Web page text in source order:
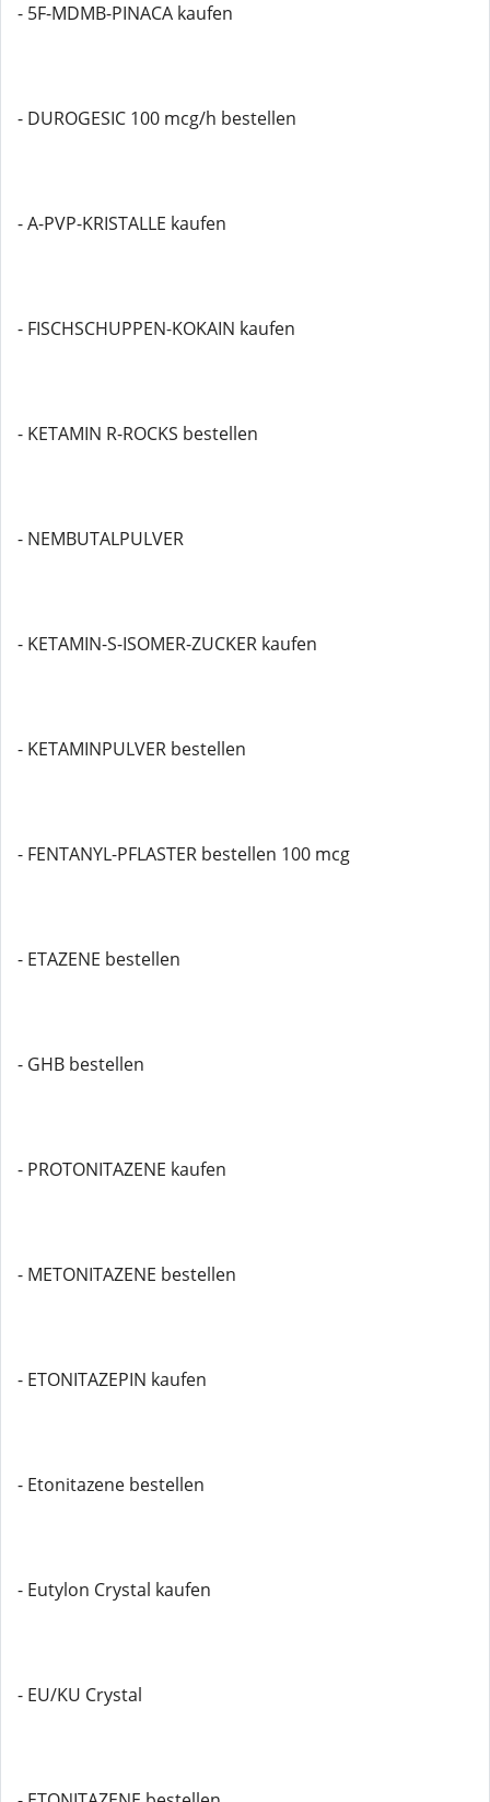
- 5F-MDMB-PINACA kaufen
- DUROGESIC 100 mcg/h bestellen
- A-PVP-KRISTALLE kaufen
- FISCHSCHUPPEN-KOKAIN kaufen
- KETAMIN R-ROCKS bestellen
- NEMBUTALPULVER
- KETAMIN-S-ISOMER-ZUCKER kaufen
- KETAMINPULVER bestellen
- FENTANYL-PFLASTER bestellen 100 mcg
- ETAZENE bestellen
- GHB bestellen
- PROTONITAZENE kaufen
- METONITAZENE bestellen
- ETONITAZEPIN kaufen
- Etonitazene bestellen
- Eutylon Crystal kaufen
- EU/KU Crystal